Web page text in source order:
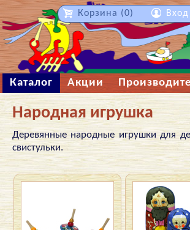
Каталог Акции
Народная игрушка
Деревянные народные игрушки для
свистульки.
Корзина (0) Вход